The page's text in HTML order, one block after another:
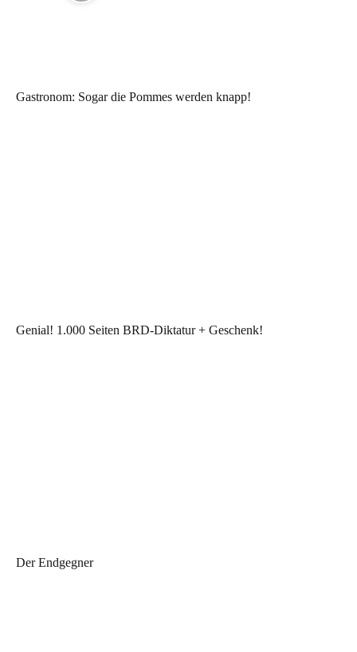
Gastronom: Sogar die Pommes werden knapp!
Genial! 1.000 Seiten BRD-Diktatur + Geschenk!
Der Endgegner